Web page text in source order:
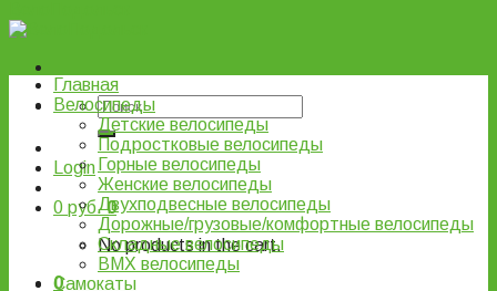
Login
0 руб. 0
No products in the cart.
0
Главная
Велосипеды
Детские велосипеды
Подростковые велосипеды
Горные велосипеды
Женские велосипеды
Двухподвесные велосипеды
Дорожные/грузовые/комфортные велосипеды
Складные велосипеды
BMX велосипеды
Самокаты